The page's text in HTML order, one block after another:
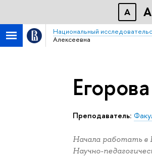
A A
Национальный
Алексеевна
Преподаватель:
Начала работать в
Научно-